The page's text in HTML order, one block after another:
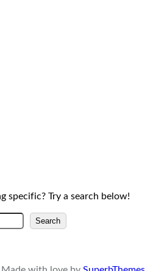
specific? Try a search below!
A
r
Search